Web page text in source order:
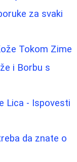
za svaki
Tokom Zime
i Borbu s
Lica - Ispovesti
da znate o